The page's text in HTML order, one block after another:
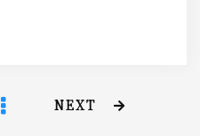
NEXT